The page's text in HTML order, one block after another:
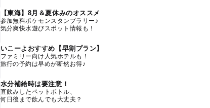
【東海】8月＆夏休みのオススメ
参加無料ポケモンスタンプラリー♪
気分爽快水遊びスポット情報も！
いこーよおすすめ【早割プラン】
ファミリー向け人気ホテルも！
旅行の予約は早めが断然お得♪
水分補給時は要注意！
直飲みしたペットボトル、
何日後まで飲んでも大丈夫？